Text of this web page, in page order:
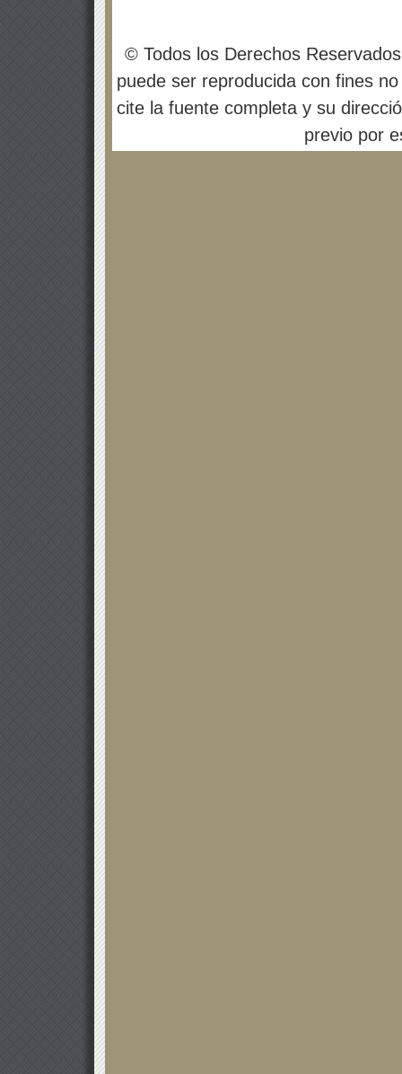
© Todos los Derechos
puede ser reproducida con fines
cite la fuente completa y su
previo por